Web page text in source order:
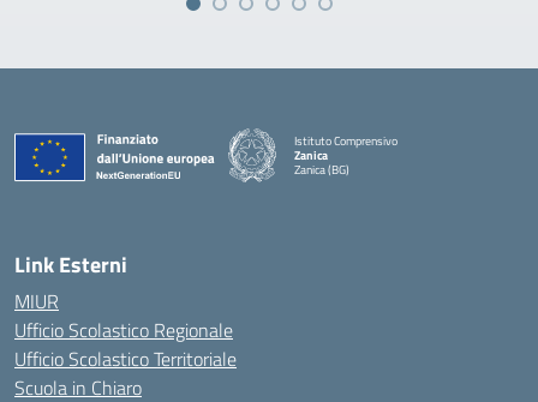
Istituto Comprensivo
Zanica
Zanica (BG)
Link Esterni
MIUR
Ufficio Scolastico Regionale
Ufficio Scolastico Territoriale
Scuola in Chiaro